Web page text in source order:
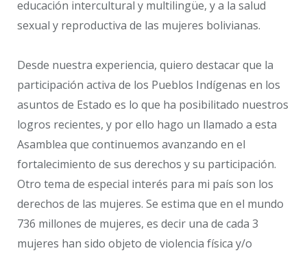
educación intercultural y multilingüe, y a la salud
sexual y reproductiva de las mujeres bolivianas.
Desde nuestra experiencia, quiero destacar que la
participación activa de los Pueblos Indígenas en los
asuntos de Estado es lo que ha posibilitado nuestros
logros recientes, y por ello hago un llamado a esta
Asamblea que continuemos avanzando en el
fortalecimiento de sus derechos y su participación.
Otro tema de especial interés para mi país son los
derechos de las mujeres. Se estima que en el mundo
736 millones de mujeres, es decir una de cada 3
mujeres han sido objeto de violencia física y/o